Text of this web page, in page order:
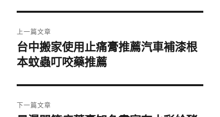
章
導
覽
上一篇文章
上
一
文
章:
台中搬家使用止痛膏推薦汽車補漆根
本蚊蟲叮咬藥推薦
下一篇文章